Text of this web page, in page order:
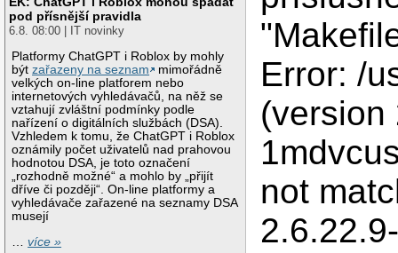
pod přísnější pravidla
6.8. 08:00 | IT novinky
Platformy ChatGPT i Roblox by mohly
býtzařazeny na seznam
mimořádně
velkých on-line platforem nebo
internetových vyhledávačů, na něž se
vztahují zvláštní podmínky podle
nařízení o digitálních službách (DSA).
Vzhledem k tomu, že ChatGPT i Roblox
oznámily počet uživatelů nad prahovou
hodnotou DSA, je toto označení
„rozhodně možné“ a mohlo by „přijít
dříve či později“. On-line platformy a
vyhledávače zařazené na seznamy DSA
musejí
…více »
Error: /
(version
not